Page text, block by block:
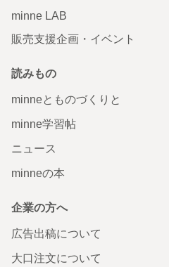
minne LAB
販売支援企画・イベント
読みもの
minneとものづくりと
minne学習帖
ニュース
minneの本
企業の方へ
広告出稿について
大口注文について